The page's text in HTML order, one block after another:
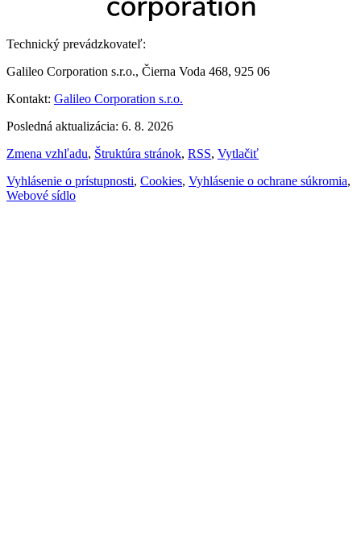
Technický prevádzkovateľ:
Galileo Corporation s.r.o., Čierna Voda 468, 925 06
Kontakt: Galileo Corporation s.r.o.
Posledná aktualizácia: 6. 8. 2026
Zmena vzhľadu, Štruktúra stránok, RSS, Vytlačiť
Vyhlásenie o prístupnosti, Cookies, Vyhlásenie o ochrane súkromia,
Webové sídlo